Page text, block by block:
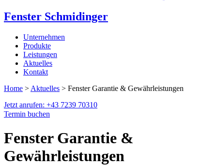
Fenster Schmidinger
Unternehmen
Produkte
Leistungen
Aktuelles
Kontakt
Home > Aktuelles > Fenster Garantie & Gewährleistungen
Jetzt anrufen: +43 7239 70310
Termin buchen
Fenster Garantie &
Gewährleistungen